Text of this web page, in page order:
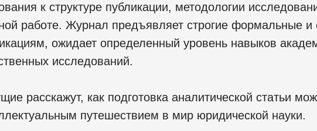
к структуре публикации, методологии
работе. Журнал предъявляет строгие формальные и
ожидает определенный уровень навыков
исследований.
расскажут, как подготовка аналитической статьи
путешествием в мир юридической науки.